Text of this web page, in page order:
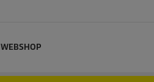
WEBSHOP